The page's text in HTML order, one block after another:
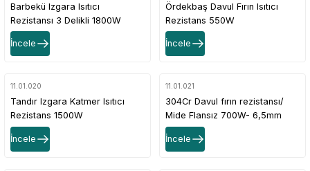
Barbekü Izgara Isıtıcı
Rezistansı 3 Delikli 1800W
İncele
Ördekbaş Davul Fırın Isıtıcı
Rezistans 550W
İncele
11.01.020
Tandır Izgara Katmer Isıtıcı
Rezistans 1500W
İncele
11.01.021
304Cr Davul fırın rezistansı/
Mide Flansız 700W- 6,5mm
İncele